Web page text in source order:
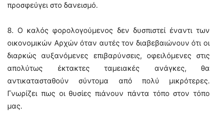
προσφεύγει στο δανεισμό.
8. Ο καλός φορολογούμενος δεν δυσπιστεί έναντι των
οικονομικών Αρχών όταν αυτές τον διαβεβαιώνουν ότι οι
διαρκώς αυξανόμενες επιβαρύνσεις, οφειλόμενες στις
απολύτως έκτακτες ταμειακές ανάγκες, θα
αντικατασταθούν σύντομα από πολύ μικρότερες.
Γνωρίζει πως οι θυσίες πιάνουν πάντα τόπο στον τόπο
μας.